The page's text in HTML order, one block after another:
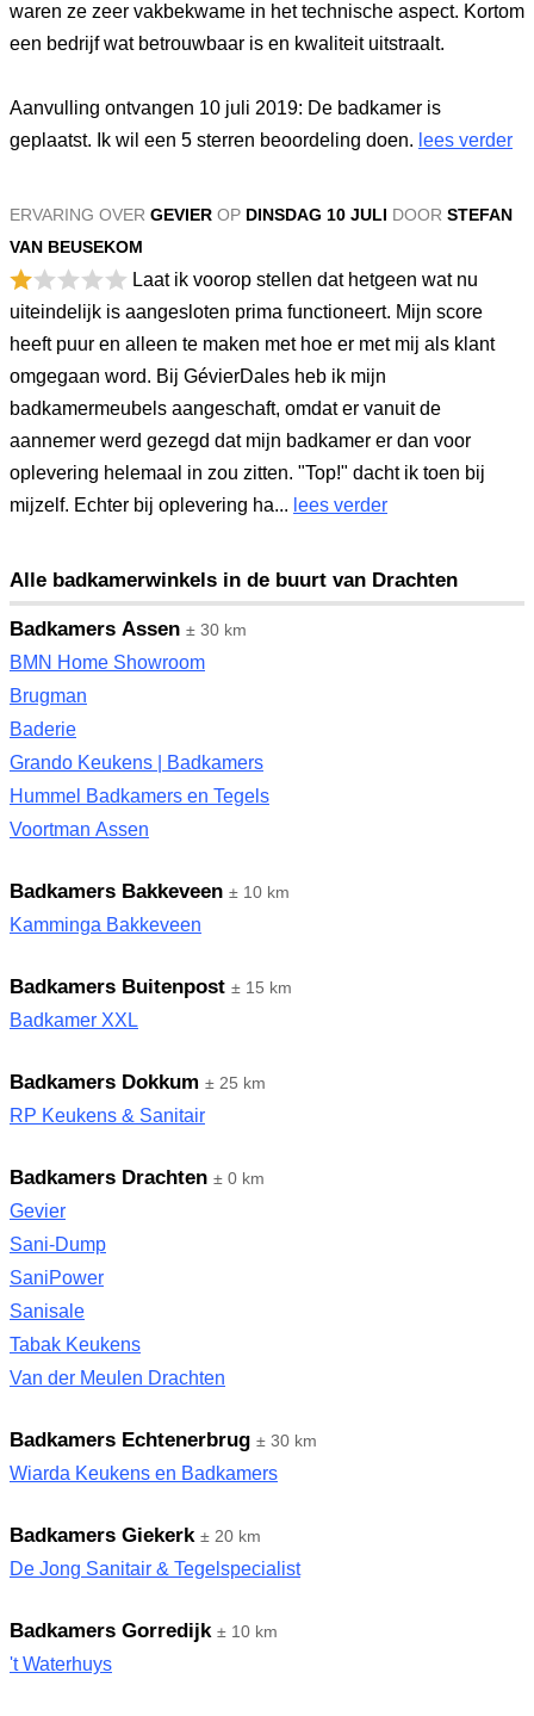
waren ze zeer vakbekwame in het technische aspect. Kortom
een bedrijf wat betrouwbaar is en kwaliteit uitstraalt.
Aanvulling ontvangen 10 juli 2019: De badkamer is
geplaatst. Ik wil een 5 sterren beoordeling doen. lees verder
ERVARING OVER GEVIER OP DINSDAG 10 JULI DOOR STEFAN
VAN BEUSEKOM
Laat ik voorop stellen dat hetgeen wat nu
uiteindelijk is aangesloten prima functioneert. Mijn score
heeft puur en alleen te maken met hoe er met mij als klant
omgegaan word. Bij GévierDales heb ik mijn
badkamermeubels aangeschaft, omdat er vanuit de
aannemer werd gezegd dat mijn badkamer er dan voor
oplevering helemaal in zou zitten. "Top!" dacht ik toen bij
mijzelf. Echter bij oplevering ha... lees verder
Alle badkamerwinkels in de buurt van Drachten
Badkamers Assen ± 30 km
BMN Home Showroom
Brugman
Baderie
Grando Keukens | Badkamers
Hummel Badkamers en Tegels
Voortman Assen
Badkamers Bakkeveen ± 10 km
Kamminga Bakkeveen
Badkamers Buitenpost ± 15 km
Badkamer XXL
Badkamers Dokkum ± 25 km
RP Keukens & Sanitair
Badkamers Drachten ± 0 km
Gevier
Sani-Dump
SaniPower
Sanisale
Tabak Keukens
Van der Meulen Drachten
Badkamers Echtenerbrug ± 30 km
Wiarda Keukens en Badkamers
Badkamers Giekerk ± 20 km
De Jong Sanitair & Tegelspecialist
Badkamers Gorredijk ± 10 km
't Waterhuys